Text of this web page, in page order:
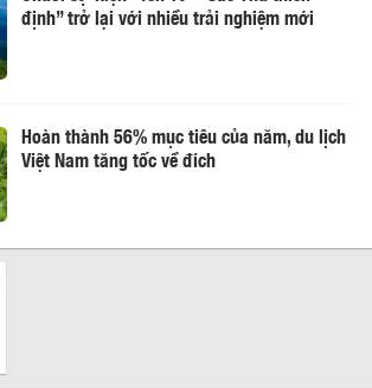
định” trở lại với nhiều trải nghiệm mới
Hoàn thành 56% mục tiêu của năm, du lịch
Việt Nam tăng tốc về đích